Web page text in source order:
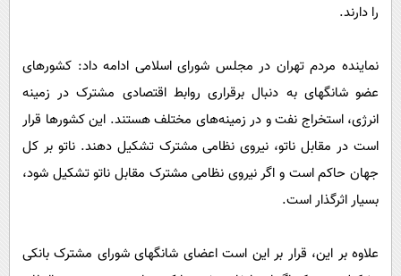
را دارند.
نماینده مردم تهران در مجلس شورای اسلامی ادامه داد: کشورهای
عضو شانگهای به دنبال برقراری روابط اقتصادی مشترک در زمینه
انرژی، استخراج نفت و در زمینه‌های مختلف هستند. این کشورها قرار
است در مقابل ناتو، نیروی نظامی مشترک تشکیل دهند. ناتو بر کل
جهان حاکم است و اگر نیروی نظامی مشترک مقابل ناتو تشکیل شود،
بسیار اثرگذار است.
علاوه بر این، قرار بر این است اعضای شانگهای شورای مشترک بانکی